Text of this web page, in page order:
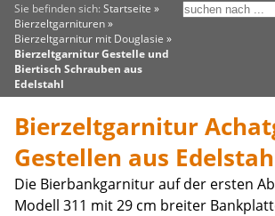
Sie befinden sich: Startseite »
Bierzeltgarnituren»
Bierzeltgarnitur mit Douglasie »
Bierzeltgarnitur Gestelle und
Biertisch Schrauben aus
Edelstahl
Bierzeltgarnitur
Gestellen aus
Die Bierbankgarnitur auf der ersten
Modell 311 mit 29 cm breiter